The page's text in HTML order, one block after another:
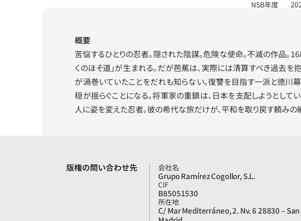
NSB年度
概要
苦悩するひとりの忍者。隠された陰謀。危険な使命。不滅の作品
くのほそ道」が生まれる。だが芭蕉は、実際には清算すべき過去
が渦巻いていたことをだれも知らない。復讐を目指す一派と徳川
穏が揺らぐことになる。将軍家の重鎮は、日本を支配しようとして
人に姿を変えた忍者。彼の希代な旅だけが、平和を取り戻す頼みの
版権の問い合わせ先 会社名
Grupo Ramírez Cogollor, S.L.
CIF
B85051530
所在地
C/ Mar Mediterráneo, 2. Nv. 6 28830 –